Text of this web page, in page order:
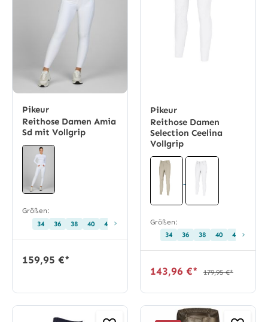
Pikeur
Reithose Damen Amia
Sd mit Vollgrip
Größen:
34
36 38 40 42 76 80
›
159,95 €*
Pikeur
Reithose Damen
Selection Ceelina
Vollgrip
Größen:
34
36 38 40 42 ›
143,96 €* 179,95 €*